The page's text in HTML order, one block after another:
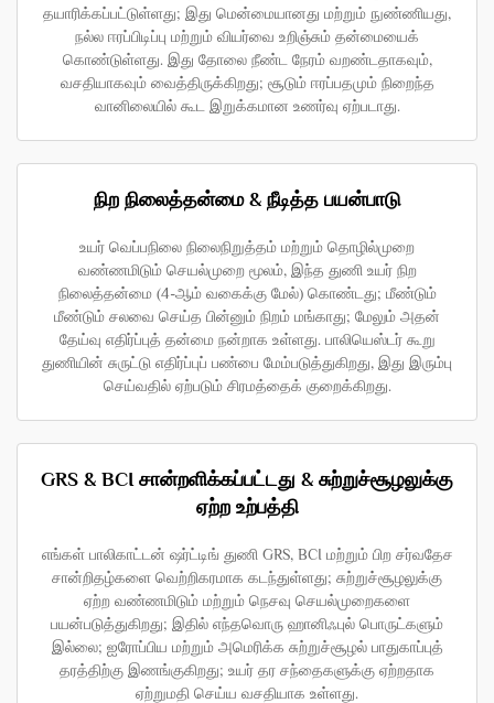
தயாரிக்கப்பட்டுள்ளது; இது மென்மையானது மற்றும் நுண்ணியது,
நல்ல ஈரப்பிடிப்பு மற்றும் வியர்வை உறிஞ்சும் தன்மையைக்
கொண்டுள்ளது. இது தோலை நீண்ட நேரம் வறண்டதாகவும்,
வசதியாகவும் வைத்திருக்கிறது; சூடும் ஈரப்பதமும் நிறைந்த
வானிலையில் கூட இறுக்கமான உணர்வு ஏற்படாது.
நிற நிலைத்தன்மை & நீடித்த பயன்பாடு
உயர் வெப்பநிலை நிலைநிறுத்தம் மற்றும் தொழில்முறை
வண்ணமிடும் செயல்முறை மூலம், இந்த துணி உயர் நிற
நிலைத்தன்மை (4-ஆம் வகைக்கு மேல்) கொண்டது; மீண்டும்
மீண்டும் சலவை செய்த பின்னும் நிறம் மங்காது; மேலும் அதன்
தேய்வு எதிர்ப்புத் தன்மை நன்றாக உள்ளது. பாலியெஸ்டர் கூறு
துணியின் சுருட்டு எதிர்ப்புப் பண்பை மேம்படுத்துகிறது, இது இரும்பு
செய்வதில் ஏற்படும் சிரமத்தைக் குறைக்கிறது.
GRS & BCI சான்றளிக்கப்பட்டது & சுற்றுச்சூழலுக்கு
ஏற்ற உற்பத்தி
எங்கள் பாலிகாட்டன் ஷர்ட்டிங் துணி GRS, BCI மற்றும் பிற சர்வதேச
சான்றிதழ்களை வெற்றிகரமாக கடந்துள்ளது; சுற்றுச்சூழலுக்கு
ஏற்ற வண்ணமிடும் மற்றும் நெசவு செயல்முறைகளை
பயன்படுத்துகிறது; இதில் எந்தவொரு ஹானிஃபுல் பொருட்களும்
இல்லை; ஐரோப்பிய மற்றும் அமெரிக்க சுற்றுச்சூழல் பாதுகாப்புத்
தரத்திற்கு இணங்குகிறது; உயர் தர சந்தைகளுக்கு ஏற்றதாக
ஏற்றுமதி செய்ய வசதியாக உள்ளது.